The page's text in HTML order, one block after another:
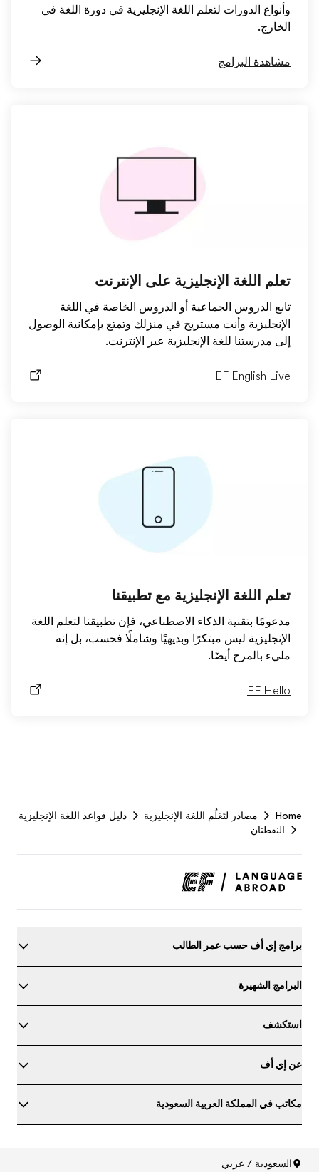
وأنواع الدورات لتعلم اللغة الإنجليزية في دورة اللغة في
الخارج.
مشاهدة البرامج
تعلم اللغة الإنجليزية على الإنترنت
تابع الدروس الجماعية أو الدروس الخاصة في اللغة
الإنجليزية وأنت مستريح في منزلك وتمتع بإمكانية الوصول
إلى مدرستنا للغة الإنجليزية عبر الإنترنت.
EF English Live
تعلم اللغة الإنجليزية مع تطبيقنا
مدعومًا بتقنية الذكاء الاصطناعي، فإن تطبيقنا لتعلم اللغة
الإنجليزية ليس مبتكرًا وبديهيًا وشاملًا فحسب، بل إنه
مليء بالمرح أيضًا.
EF Hello
Home مصادر لتَعَلُم اللغة الإنجليزية
دليل قواعد اللغة الإنجليزية
النقطتان
برامج إي أف حسب عمر الطالب
البرامج الشهيرة
استكشف
عن إي أف
مكاتب في المملكة العربية السعودية
السعودية / عربي